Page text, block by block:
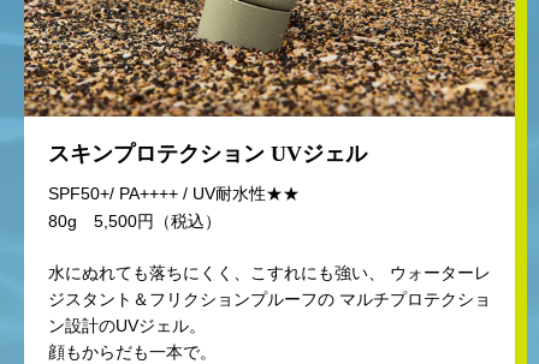
スキンプロテクション UVジェル
SPF50+/ PA++++ / UV耐水性★★
80g 5,500円（税込）
水にぬれても落ちにくく、こすれにも強い、
ウォーターレ
ジスタント＆フリクションプルーフの マルチプロテクショ
ン設計のUVジェル。
顔もからだも一本で。